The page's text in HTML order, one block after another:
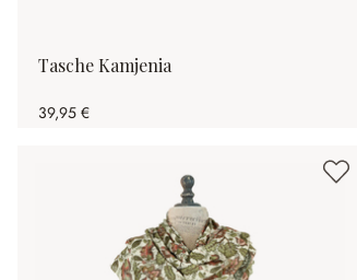
Tasche Kamjenia
39,95 €